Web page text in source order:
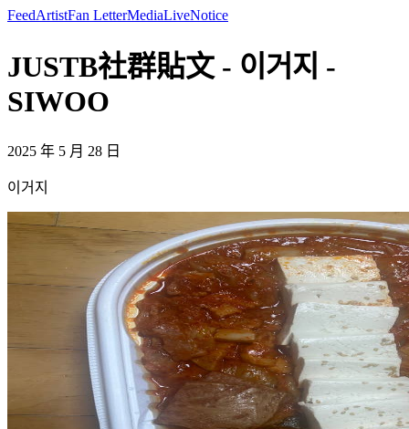
FeedArtistFan LetterMediaLiveNotice
JUSTB社群貼文 - 이거지 -
SIWOO
2025 年 5 月 28 日
이거지